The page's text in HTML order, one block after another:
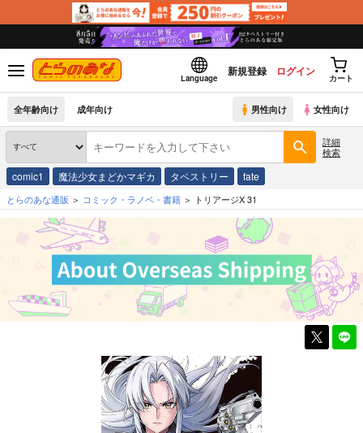
Language
新規登録 ログイン
カート
全年齢向け 成年向け 男性向け 女性向け
詳細
検索
comic1 魔法少女まどかマギカ タペストリー fate
とらのあな通販 コミック・ラノベ・書籍 トリアージX 31